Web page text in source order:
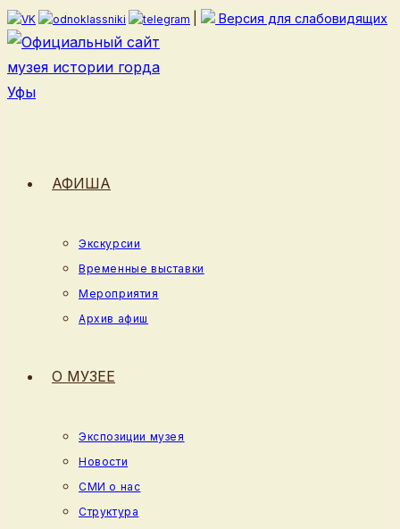
Перейти
к
содержимому
Версия для слабовидящих
АФИША
Экскурсии
Временные выставки
Мероприятия
Архив афиш
О МУЗЕЕ
Экспозиции музея
Новости
СМИ о нас
Структура